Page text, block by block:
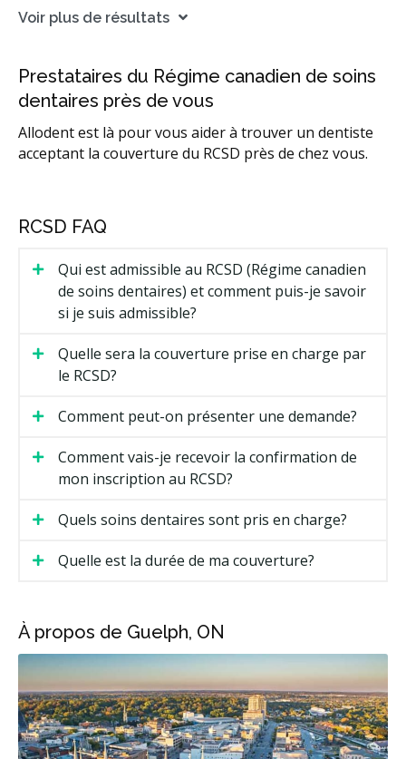
Voir plus de résultats
Prestataires du Régime canadien de soins
dentaires près de vous
Allodent est là pour vous aider à trouver un dentiste
acceptant la couverture du RCSD près de chez vous.
RCSD FAQ
Qui est admissible au RCSD (Régime canadien
de soins dentaires) et comment puis-je savoir
si je suis admissible?
Quelle sera la couverture prise en charge par
le RCSD?
Comment peut-on présenter une demande?
Comment vais-je recevoir la confirmation de
mon inscription au RCSD?
Quels soins dentaires sont pris en charge?
Quelle est la durée de ma couverture?
À propos de Guelph, ON